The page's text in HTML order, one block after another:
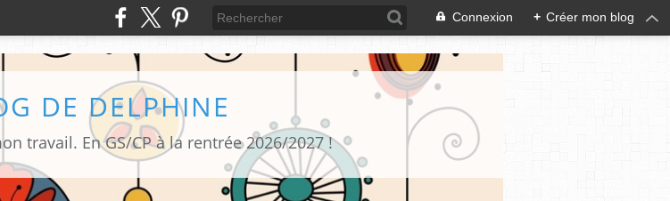
Connexion + Créer mon blog
DE DELPHINE
travail. En GS/CP à la rentrée 2026/2027 !